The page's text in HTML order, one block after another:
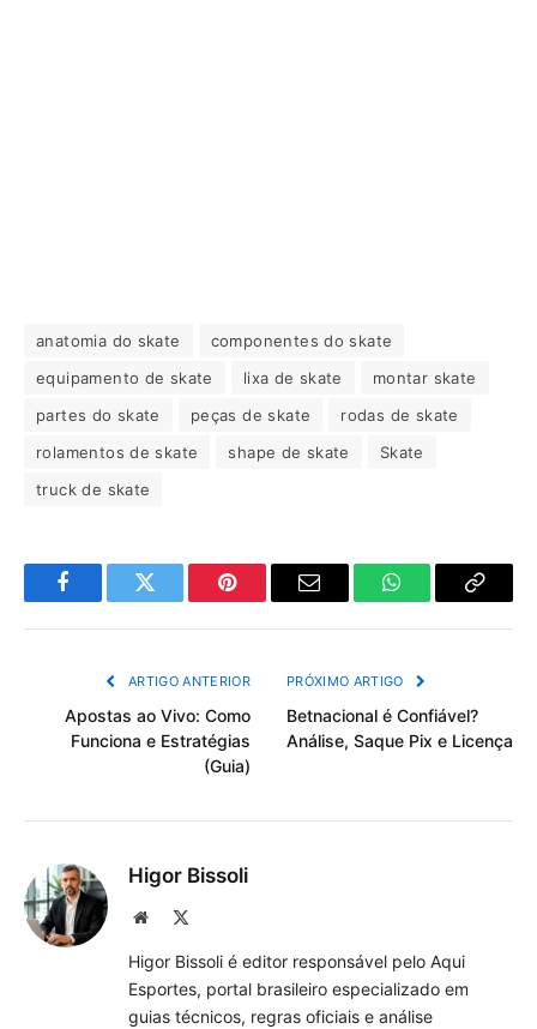
anatomia do skate
componentes do skate
equipamento de skate
lixa de skate
montar skate
partes do skate
peças de skate
rodas de skate
rolamentos de skate
shape de skate
Skate
truck de skate
FacebookTwitter Pinterest Email WhatsAppCopiar
ARTIGO ANTERIOR
Apostas ao Vivo: Como
Funciona e Estratégias
(Guia)
PRÓXIMO ARTIGO
Betnacional é Confiável?
Análise, Saque Pix e Licença
Higor Bissoli
Site
Higor Bissoli é editor responsável pelo Aqui
Esportes, portal brasileiro especializado em
guias técnicos, regras oficiais e análise